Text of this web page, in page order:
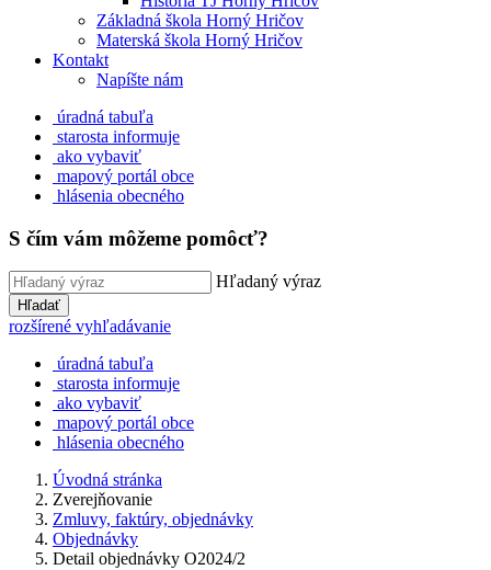
Základná škola Horný Hričov
Materská škola Horný Hričov
Kontakt
Napíšte nám
úradná tabuľa
starosta informuje
ako vybaviť
mapový portál obce
hlásenia obecného
S čím vám môžeme pomôcť?
Hľadaný výraz
Hľadať
rozšírené vyhľadávanie
úradná tabuľa
starosta informuje
ako vybaviť
mapový portál obce
hlásenia obecného
Úvodná stránka
Zverejňovanie
Zmluvy, faktúry, objednávky
Objednávky
Detail objednávky O2024/2